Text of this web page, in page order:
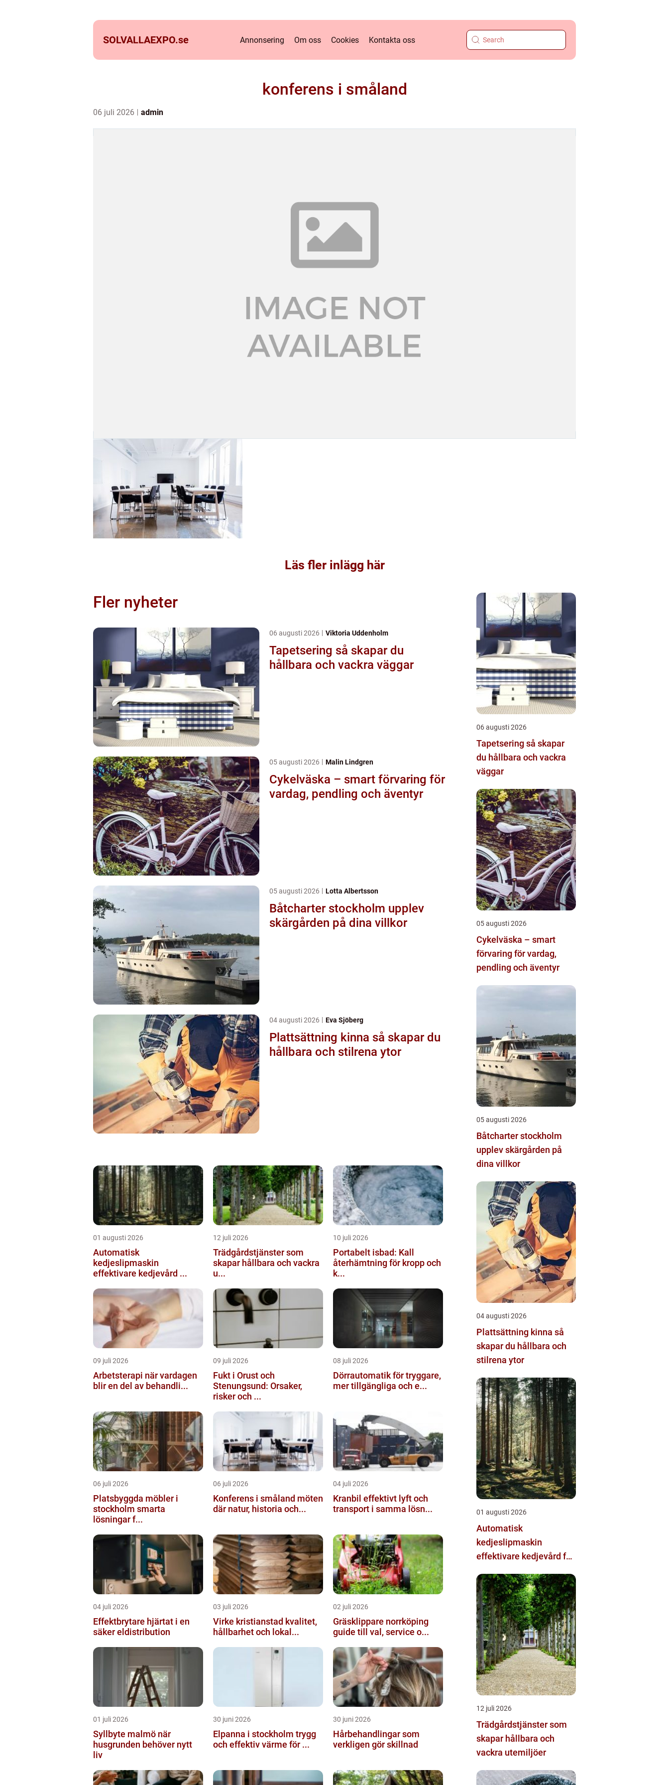
SOLVALLAEXPO.se Annonsering Om oss Cookies Kontakta oss
konferens i småland
06 juli 2026 admin
Läs fler inlägg här
Fler nyheter
06 augusti 2026 Viktoria Uddenholm
Tapetsering så skapar du
hållbara och vackra väggar
05 augusti 2026 Malin Lindgren
Cykelväska – smart förvaring för
vardag, pendling och äventyr
05 augusti 2026 Lotta Albertsson
Båtcharter stockholm upplev
skärgården på dina villkor
04 augusti 2026 Eva Sjöberg
Plattsättning kinna så skapar du
hållbara och stilrena ytor
01 augusti 2026
Automatisk
kedjeslipmaskin
effektivare kedjevård ...
12 juli 2026
Trädgårdstjänster som
skapar hållbara och vackra
u...
10 juli 2026
Portabelt isbad: Kall
återhämtning för kropp och
k...
09 juli 2026
Arbetsterapi när vardagen
blir en del av behandli...
09 juli 2026
Fukt i Orust och
Stenungsund: Orsaker,
risker och ...
08 juli 2026
Dörrautomatik för tryggare,
mer tillgängliga och e...
06 juli 2026
Platsbyggda möbler i
stockholm smarta
lösningar f...
06 juli 2026
Konferens i småland möten
där natur, historia och...
04 juli 2026
Kranbil effektivt lyft och
transport i samma lösn...
04 juli 2026
Effektbrytare hjärtat i en
säker eldistribution
03 juli 2026
Virke kristianstad kvalitet,
hållbarhet och lokal...
02 juli 2026
Gräsklippare norrköping
guide till val, service o...
01 juli 2026
Syllbyte malmö när
husgrunden behöver nytt
liv
30 juni 2026
Elpanna i stockholm trygg
och effektiv värme för ...
30 juni 2026
Hårbehandlingar som
verkligen gör skillnad
06 augusti 2026
Tapetsering så skapar
du hållbara och vackra
väggar
05 augusti 2026
Cykelväska – smart
förvaring för vardag,
pendling och äventyr
05 augusti 2026
Båtcharter stockholm
upplev skärgården på
dina villkor
04 augusti 2026
Plattsättning kinna så
skapar du hållbara och
stilrena ytor
01 augusti 2026
Automatisk
kedjeslipmaskin
effektivare kedjevård för
12 juli 2026
Trädgårdstjänster som
skapar hållbara och
vackra utemiljöer